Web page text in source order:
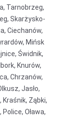
Tarnobrzeg,
Skarżysko-
Ciechanów,
Mińsk
Świdnik,
Knurów,
Chrzanów,
Jasło,
Ząbki,
Oława,